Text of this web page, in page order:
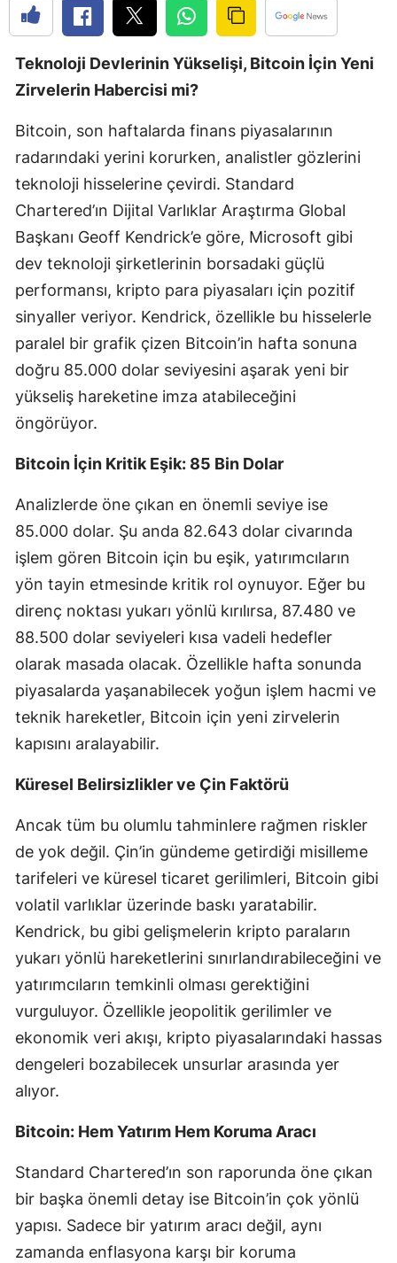
Teknoloji Devlerinin Yükselişi, Bitcoin İçin Yeni
Zirvelerin Habercisi mi?
Bitcoin, son haftalarda finans piyasalarının
radarındaki yerini korurken, analistler gözlerini
teknoloji hisselerine çevirdi. Standard
Chartered’ın Dijital Varlıklar Araştırma Global
Başkanı Geoff Kendrick’e göre, Microsoft gibi
dev teknoloji şirketlerinin borsadaki güçlü
performansı, kripto para piyasaları için pozitif
sinyaller veriyor. Kendrick, özellikle bu hisselerle
paralel bir grafik çizen Bitcoin’in hafta sonuna
doğru 85.000 dolar seviyesini aşarak yeni bir
yükseliş hareketine imza atabileceğini
öngörüyor.
Bitcoin İçin Kritik Eşik: 85 Bin Dolar
Analizlerde öne çıkan en önemli seviye ise
85.000 dolar. Şu anda 82.643 dolar civarında
işlem gören Bitcoin için bu eşik, yatırımcıların
yön tayin etmesinde kritik rol oynuyor. Eğer bu
direnç noktası yukarı yönlü kırılırsa, 87.480 ve
88.500 dolar seviyeleri kısa vadeli hedefler
olarak masada olacak. Özellikle hafta sonunda
piyasalarda yaşanabilecek yoğun işlem hacmi ve
teknik hareketler, Bitcoin için yeni zirvelerin
kapısını aralayabilir.
Küresel Belirsizlikler ve Çin Faktörü
Ancak tüm bu olumlu tahminlere rağmen riskler
de yok değil. Çin’in gündeme getirdiği misilleme
tarifeleri ve küresel ticaret gerilimleri, Bitcoin gibi
volatil varlıklar üzerinde baskı yaratabilir.
Kendrick, bu gibi gelişmelerin kripto paraların
yukarı yönlü hareketlerini sınırlandırabileceğini ve
yatırımcıların temkinli olması gerektiğini
vurguluyor. Özellikle jeopolitik gerilimler ve
ekonomik veri akışı, kripto piyasalarındaki hassas
dengeleri bozabilecek unsurlar arasında yer
alıyor.
Bitcoin: Hem Yatırım Hem Koruma Aracı
Standard Chartered’ın son raporunda öne çıkan
bir başka önemli detay ise Bitcoin’in çok yönlü
yapısı. Sadece bir yatırım aracı değil, aynı
zamanda enflasyona karşı bir koruma